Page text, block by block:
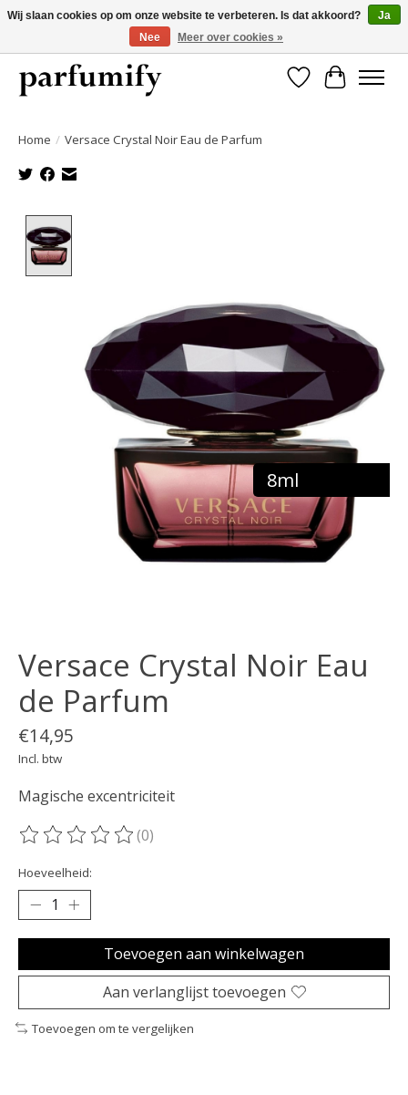
750+ Geuren | Gratis verzending | Maandelijks opzegbaar
Verlanglijst
Home / Versace Crystal Noir Eau de Parfum
8ml
Versace Crystal Noir Eau
de Parfum
€14,95
Incl. btw
Magische excentriciteit
De beoordeling van dit product is
(0)
Hoeveelheid:
Toevoegen aan winkelwagen
Aan verlanglijst toevoegen
Toevoegen om te vergelijken
Wij slaan cookies op om onze website te verbeteren. Is dat akkoord?
Ja
Nee
Meer over cookies »